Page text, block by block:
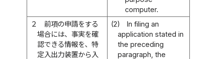
computer.
２
前項の申請をする
場合には、事実を確
認できる情報を、特
定入出力装置から入
(2)
In filing an
application stated in
the preceding
paragraph, the